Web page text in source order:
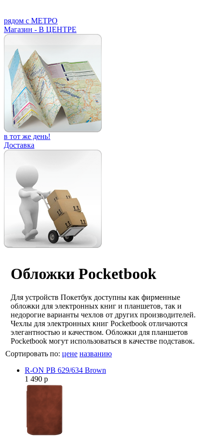
рядом с МЕТРО
Магазин - В ЦЕНТРЕ
в тот же день!
Доставка
Обложки Pocketbook
Для устройств Покетбук доступны как фирменные
обложки для электронных книг и планшетов, так и
недорогие варианты чехлов от других производителей.
Чехлы для электронных книг Pocketbook отличаются
элегантностью и качеством. Обложки для планшетов
Pocketbook могут использоваться в качестве подставок.
Сортировать по: цене названию
R-ON PB 629/634 Brown
1 490 р